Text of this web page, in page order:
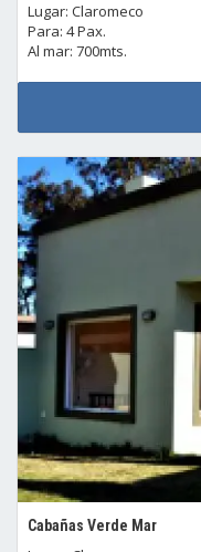
Lugar: Claromeco
Para: 4 Pax.
Al mar: 700mts.
Cabañas Verde Mar